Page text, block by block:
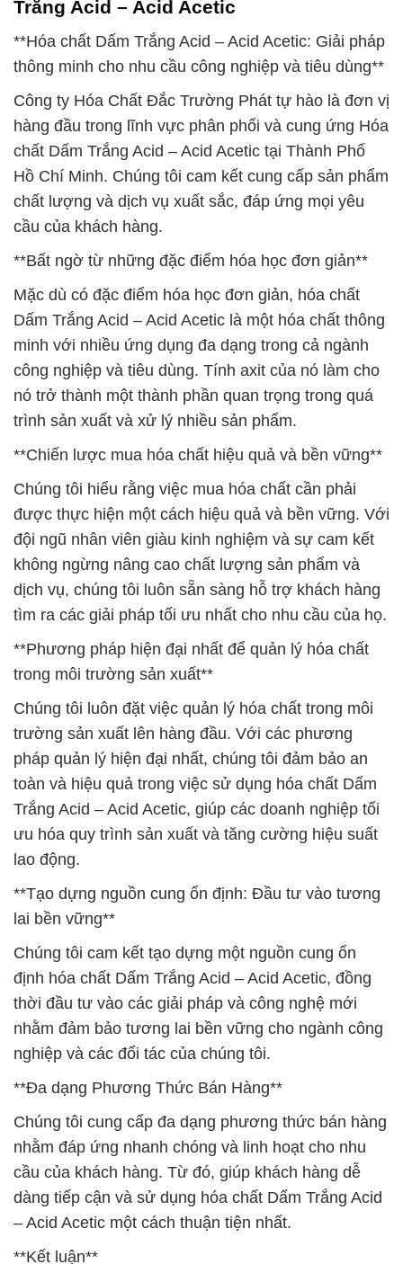
Trắng Acid – Acid Acetic
**Hóa chất Dấm Trắng Acid – Acid Acetic: Giải pháp
thông minh cho nhu cầu công nghiệp và tiêu dùng**
Công ty Hóa Chất Đắc Trường Phát tự hào là đơn vị
hàng đầu trong lĩnh vực phân phối và cung ứng Hóa
chất Dấm Trắng Acid – Acid Acetic tại Thành Phố
Hồ Chí Minh. Chúng tôi cam kết cung cấp sản phẩm
chất lượng và dịch vụ xuất sắc, đáp ứng mọi yêu
cầu của khách hàng.
**Bất ngờ từ những đặc điểm hóa học đơn giản**
Mặc dù có đặc điểm hóa học đơn giản, hóa chất
Dấm Trắng Acid – Acid Acetic là một hóa chất thông
minh với nhiều ứng dụng đa dạng trong cả ngành
công nghiệp và tiêu dùng. Tính axit của nó làm cho
nó trở thành một thành phần quan trọng trong quá
trình sản xuất và xử lý nhiều sản phẩm.
**Chiến lược mua hóa chất hiệu quả và bền vững**
Chúng tôi hiểu rằng việc mua hóa chất cần phải
được thực hiện một cách hiệu quả và bền vững. Với
đội ngũ nhân viên giàu kinh nghiệm và sự cam kết
không ngừng nâng cao chất lượng sản phẩm và
dịch vụ, chúng tôi luôn sẵn sàng hỗ trợ khách hàng
tìm ra các giải pháp tối ưu nhất cho nhu cầu của họ.
**Phương pháp hiện đại nhất để quản lý hóa chất
trong môi trường sản xuất**
Chúng tôi luôn đặt việc quản lý hóa chất trong môi
trường sản xuất lên hàng đầu. Với các phương
pháp quản lý hiện đại nhất, chúng tôi đảm bảo an
toàn và hiệu quả trong việc sử dụng hóa chất Dấm
Trắng Acid – Acid Acetic, giúp các doanh nghiệp tối
ưu hóa quy trình sản xuất và tăng cường hiệu suất
lao động.
**Tạo dựng nguồn cung ổn định: Đầu tư vào tương
lai bền vững**
Chúng tôi cam kết tạo dựng một nguồn cung ổn
định hóa chất Dấm Trắng Acid – Acid Acetic, đồng
thời đầu tư vào các giải pháp và công nghệ mới
nhằm đảm bảo tương lai bền vững cho ngành công
nghiệp và các đối tác của chúng tôi.
**Đa dạng Phương Thức Bán Hàng**
Chúng tôi cung cấp đa dạng phương thức bán hàng
nhằm đáp ứng nhanh chóng và linh hoạt cho nhu
cầu của khách hàng. Từ đó, giúp khách hàng dễ
dàng tiếp cận và sử dụng hóa chất Dấm Trắng Acid
– Acid Acetic một cách thuận tiện nhất.
**Kết luận**